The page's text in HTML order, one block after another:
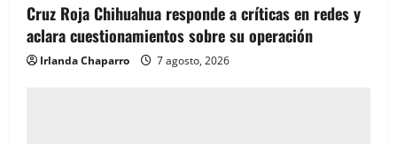
Cruz Roja Chihuahua responde a críticas en redes y
aclara cuestionamientos sobre su operación
Irlanda Chaparro 7 agosto, 2026